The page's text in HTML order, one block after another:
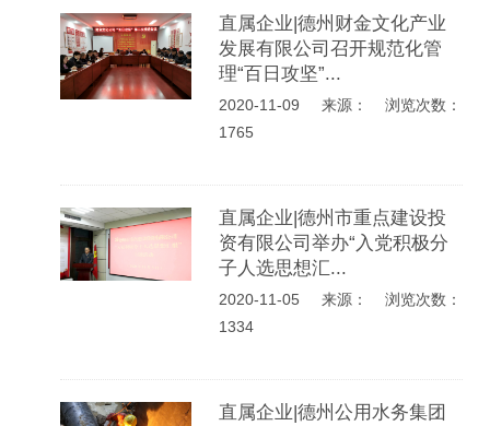
直属企业|德州财金文化产业
发展有限公司召开规范化管
理“百日攻坚”...
2020-11-09
来源： 浏览次数：
1765
直属企业|德州市重点建设投
资有限公司举办“入党积极分
子人选思想汇...
2020-11-05
来源： 浏览次数：
1334
直属企业|德州公用水务集团